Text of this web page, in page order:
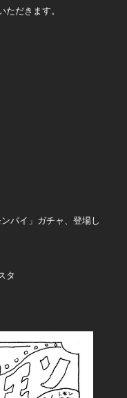
だきます。
パイ」ガチャ、登場し
タ